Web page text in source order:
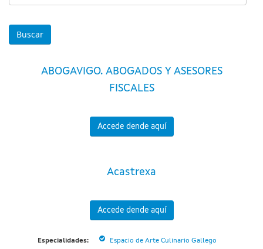
ABOGAVIGO. ABOGADOS Y ASESORES
FISCALES
Accede dende aquí
Acastrexa
Accede dende aquí
Especialidades: Espacio de Arte Culinario Gallego